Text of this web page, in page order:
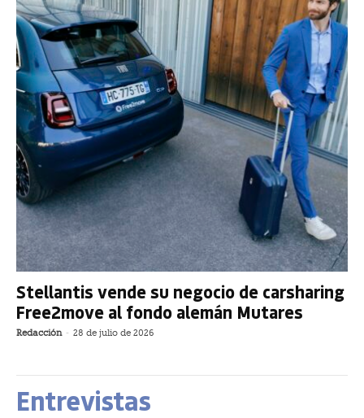
Stellantis vende su negocio de carsharing
Free2move al fondo alemán Mutares
Redacción - 28 de julio de 2026
Entrevistas